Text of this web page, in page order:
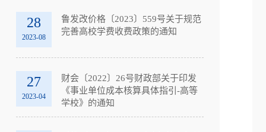
28
2023-08
鲁发改价格〔2023〕559号关于规范
完善高校学费收费政策的通知
27
2023-04
财会〔2022〕26号财政部关于印发
《事业单位成本核算具体指引-高等
学校》的通知